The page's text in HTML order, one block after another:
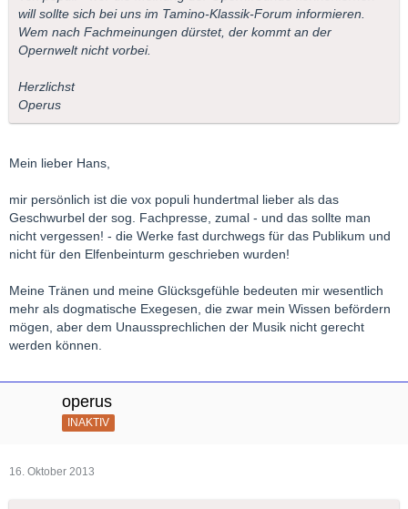
will sollte sich bei uns im Tamino-Klassik-Forum informieren.
Wem nach Fachmeinungen dürstet, der kommt an der
Opernwelt nicht vorbei.
Herzlichst
Operus
Mein lieber Hans,
mir persönlich ist die vox populi hundertmal lieber als das
Geschwurbel der sog. Fachpresse, zumal - und das sollte man
nicht vergessen! - die Werke fast durchwegs für das Publikum und
nicht für den Elfenbeinturm geschrieben wurden!
Meine Tränen und meine Glücksgefühle bedeuten mir wesentlich
mehr als dogmatische Exegesen, die zwar mein Wissen befördern
mögen, aber dem Unaussprechlichen der Musik nicht gerecht
werden können.
operus
INAKTIV
16. Oktober 2013